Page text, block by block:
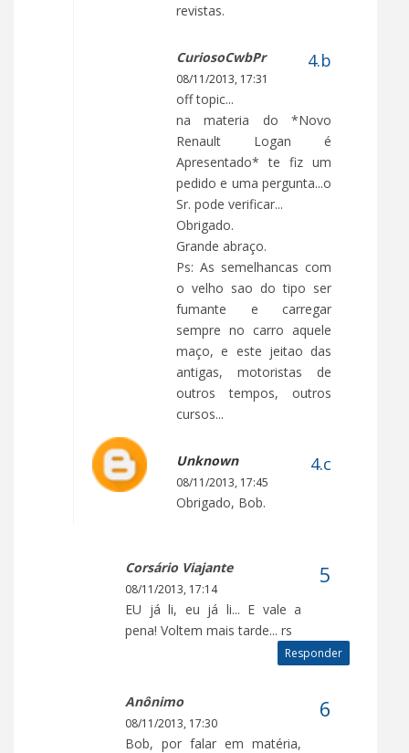
revistas.
CuriosoCwbPr
08/11/2013, 17:31
off topic...
na materia do *Novo
Renault Logan é
Apresentado* te fiz um
pedido e uma pergunta...o
Sr. pode verificar...
Obrigado.
Grande abraço.
Ps: As semelhancas com
o velho sao do tipo ser
fumante e carregar
sempre no carro aquele
maço, e este jeitao das
antigas, motoristas de
outros tempos, outros
cursos...
Unknown
08/11/2013, 17:45
Obrigado, Bob.
Corsário Viajante
08/11/2013, 17:14
EU já li, eu já li... E vale a
pena! Voltem mais tarde... rs
Responder
Anônimo
08/11/2013, 17:30
Bob, por falar em matéria,